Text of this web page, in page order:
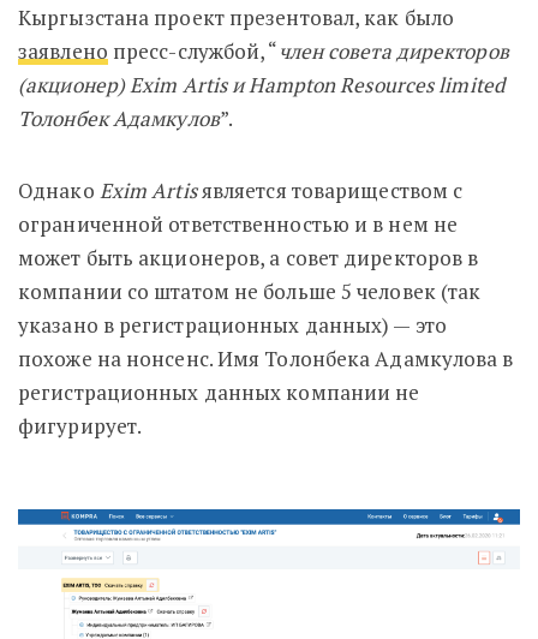
Кыргызстана проект презентовал, как было
заявлено пресс-службой, “член совета директоров
(акционер) Exim Artis и Hampton Resources limited
Толонбек Адамкулов”.
Однако Exim Artisявляется товариществом с
ограниченной ответственностью и в нем не
может быть акционеров, а совет директоров в
компании со штатом не больше 5 человек (так
указано в регистрационных данных) — это
похоже на нонсенс. Имя Толонбека Адамкулова в
регистрационных данных компании не
фигурирует.